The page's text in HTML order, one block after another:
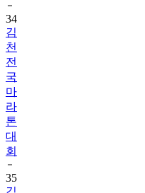
김
천
전
국
마
라
톤
대
회
35
김
제